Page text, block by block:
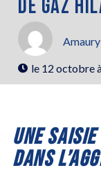
DE GAZ
le 12 octobre
UNE
DANS